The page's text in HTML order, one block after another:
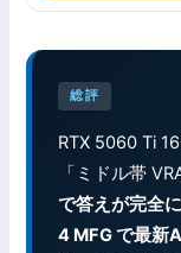
総評
RTX 5060 Ti
「ミドル帯
で答えが完全
4 MFG で最新